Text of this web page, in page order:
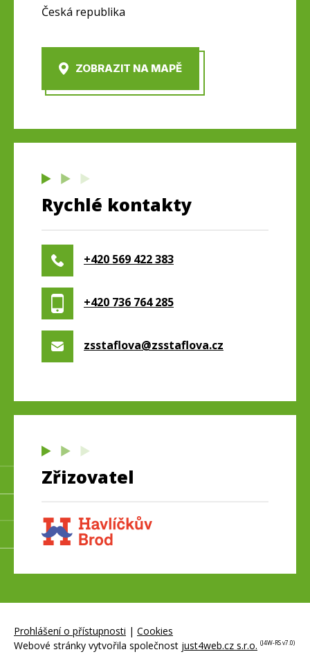
Česká republika
ZOBRAZIT NA MAPĚ
Rychlé kontakty
+420 569 422 383
+420 736 764 285
zsstaflova@zsstaflova.cz
Zřizovatel
Prohlášení o přístupnosti | Cookies
Webové stránky vytvořila společnost just4web.cz s.r.o. (J4W-RS v7.0)